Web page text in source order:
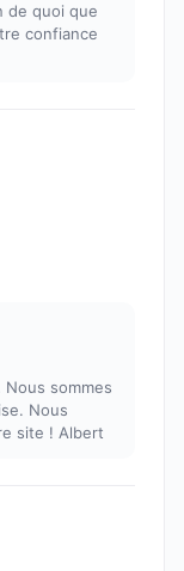
de quoi que
confiance
sommes
Nous
site ! Albert